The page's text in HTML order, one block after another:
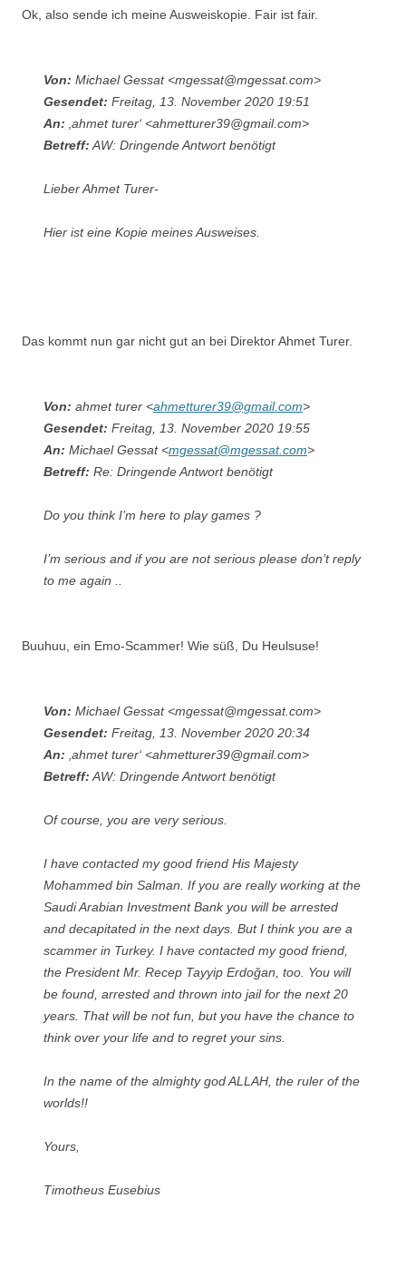
Ok, also sende ich meine Ausweiskopie. Fair ist fair.
Von: Michael Gessat <mgessat@mgessat.com>
Gesendet: Freitag, 13. November 2020 19:51
An: ‚ahmet turer‘ <ahmetturer39@gmail.com>
Betreff: AW: Dringende Antwort benötigt
Lieber Ahmet Turer-
Hier ist eine Kopie meines Ausweises.
Das kommt nun gar nicht gut an bei Direktor Ahmet Turer.
Von: ahmet turer <ahmetturer39@gmail.com>
Gesendet: Freitag, 13. November 2020 19:55
An: Michael Gessat <mgessat@mgessat.com>
Betreff: Re: Dringende Antwort benötigt
Do you think I’m here to play games ?
I’m serious and if you are not serious please don’t reply
to me again ..
Buuhuu, ein Emo-Scammer! Wie süß, Du Heulsuse!
Von: Michael Gessat <mgessat@mgessat.com>
Gesendet: Freitag, 13. November 2020 20:34
An: ‚ahmet turer‘ <ahmetturer39@gmail.com>
Betreff: AW: Dringende Antwort benötigt
Of course, you are very serious.
I have contacted my good friend His Majesty
Mohammed bin Salman. If you are really working at the
Saudi Arabian Investment Bank you will be arrested
and decapitated in the next days. But I think you are a
scammer in Turkey. I have contacted my good friend,
the President Mr. Recep Tayyip Erdoğan, too. You will
be found, arrested and thrown into jail for the next 20
years. That will be not fun, but you have the chance to
think over your life and to regret your sins.
In the name of the almighty god ALLAH, the ruler of the
worlds!!
Yours,
Timotheus Eusebius